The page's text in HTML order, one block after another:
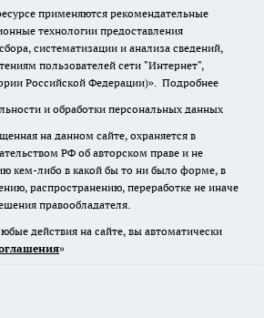
применяются рекомендательные
технологии предоставления
систематизации и анализа сведений,
пользователей сети "Интернет",
Российской Федерации)». Подробнее
и обработки персональных данных
на данном сайте, охраняется в
РФ об авторском праве и не
кем-либо в какой бы то ни было форме, в
распространению, переработке не иначе
правообладателя.
действия на сайте, вы автоматически
»